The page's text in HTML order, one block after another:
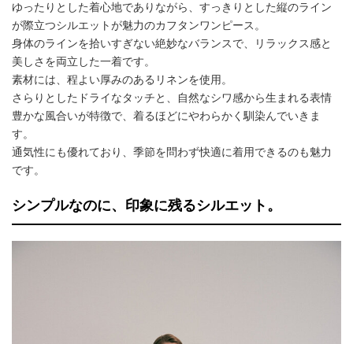
ゆったりとした着心地でありながら、すっきりとした縦のライン
が際立つシルエットが魅力のカフタンワンピース。
身体のラインを拾いすぎない絶妙なバランスで、リラックス感と
美しさを両立した一着です。
素材には、程よい厚みのあるリネンを使用。
さらりとしたドライなタッチと、自然なシワ感から生まれる表情
豊かな風合いが特徴で、着るほどにやわらかく馴染んでいきま
す。
通気性にも優れており、季節を問わず快適に着用できるのも魅力
です。
シンプルなのに、印象に残るシルエット。